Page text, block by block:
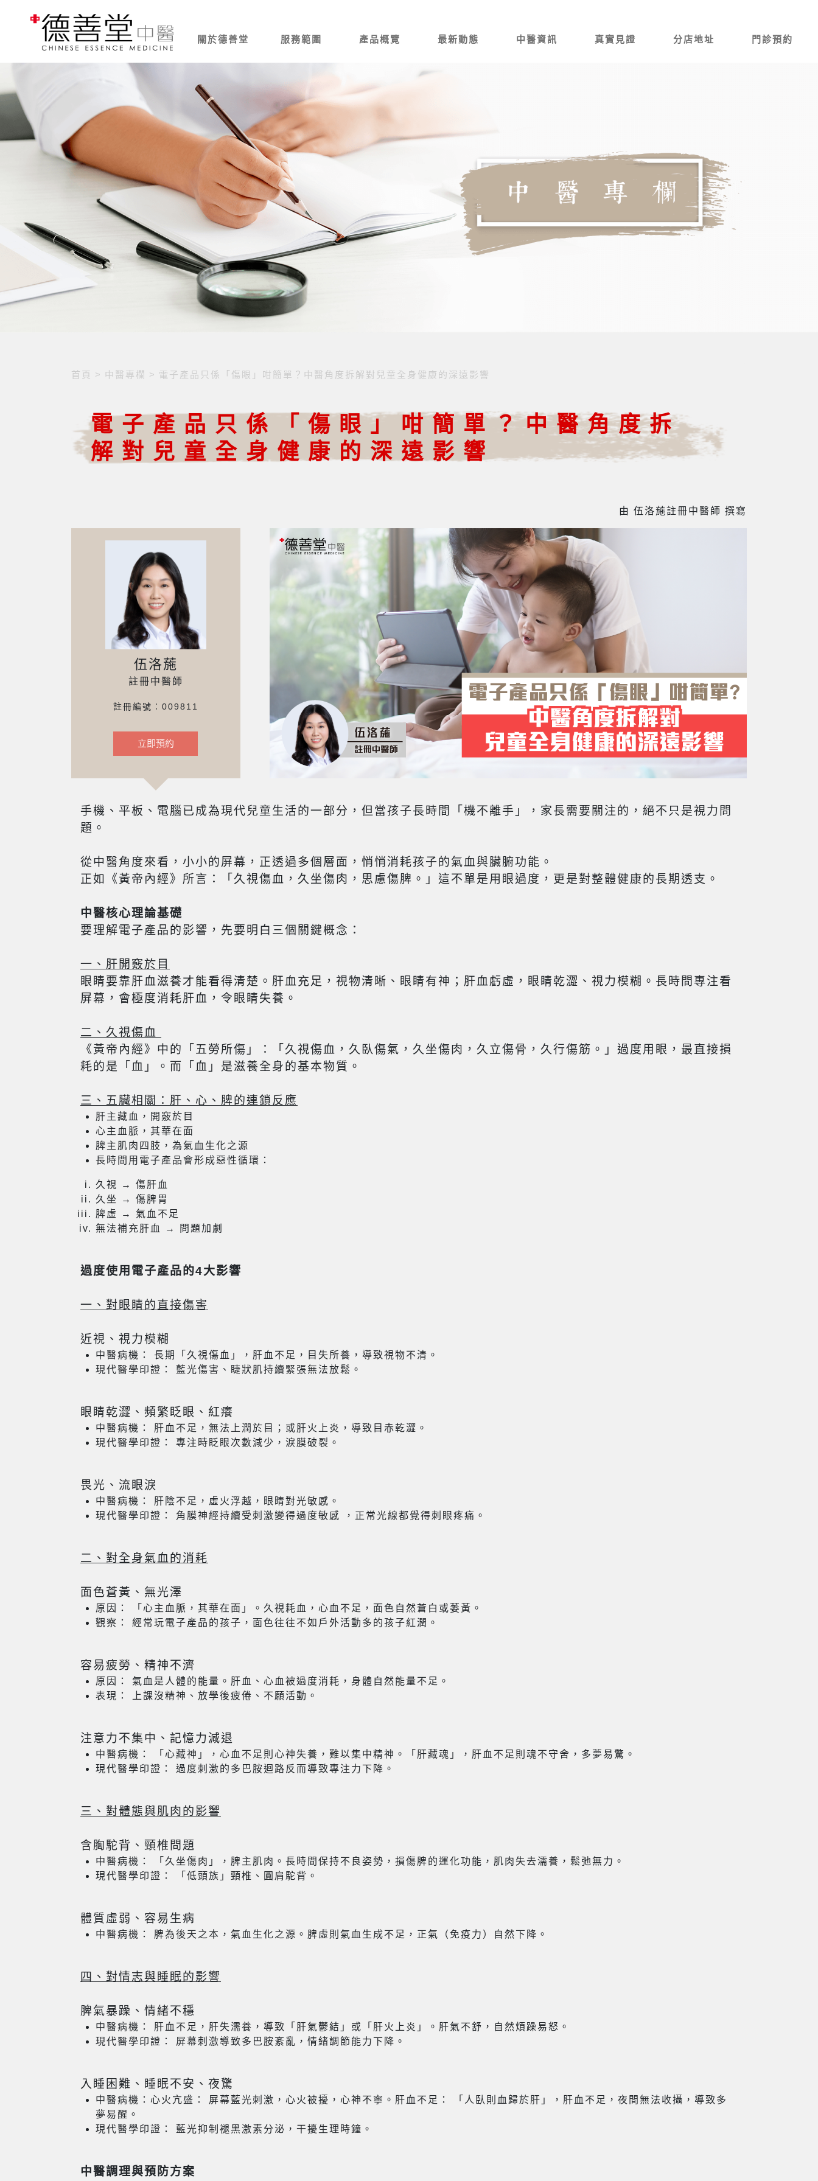
關於德善堂 服務範圍 產品概覽 最新動態 中醫資訊 真實見證 分店地址 門診預約
首頁 > 中醫專欄 > 電子產品只係「傷眼」咁簡單？中醫角度拆解對兒童全身健康的深遠影響
電子產品只係「傷眼」咁簡單？中醫角度拆
解對兒童全身健康的深遠影響
由 伍洛葹註冊中醫師 撰寫
伍洛葹
註冊中醫師
註冊編號︰009811
立即預約
手機、平板、電腦已成為現代兒童生活的一部分，但當孩子長時間「機不離手」，家長需要關注的，絕不只是視力問
題。
從中醫角度來看，小小的屏幕，正透過多個層面，悄悄消耗孩子的氣血與臟腑功能。
正如《黃帝內經》所言：「久視傷血，久坐傷肉，思慮傷脾。」這不單是用眼過度，更是對整體健康的長期透支。
中醫核心理論基礎
要理解電子產品的影響，先要明白三個關鍵概念：
一、肝開竅於目
眼睛要靠肝血滋養才能看得清楚。肝血充足，視物清晰、眼睛有神；肝血虧虛，眼睛乾澀、視力模糊。長時間專注看
屏幕，會極度消耗肝血，令眼睛失養。
二、久視傷血
《黃帝內經》中的「五勞所傷」：「久視傷血，久臥傷氣，久坐傷肉，久立傷骨，久行傷筋。」過度用眼，最直接損
耗的是「血」。而「血」是滋養全身的基本物質。
三、五臟相關：肝、心、脾的連鎖反應
肝主藏血，開竅於目
心主血脈，其華在面
脾主肌肉四肢，為氣血生化之源
長時間用電子產品會形成惡性循環：
久視 → 傷肝血
久坐 → 傷脾胃
脾虛 → 氣血不足
無法補充肝血 → 問題加劇
過度使用電子產品的4大影響
一、對眼睛的直接傷害
近視、視力模糊
中醫病機： 長期「久視傷血」，肝血不足，目失所養，導致視物不清。
現代醫學印證： 藍光傷害、睫狀肌持續緊張無法放鬆。
眼睛乾澀、頻繁眨眼、紅癢
中醫病機： 肝血不足，無法上潤於目；或肝火上炎，導致目赤乾澀。
現代醫學印證： 專注時眨眼次數減少，淚膜破裂。
畏光、流眼淚
中醫病機： 肝陰不足，虛火浮越，眼睛對光敏感。
現代醫學印證： 角膜神經持續受刺激變得過度敏感 ，正常光線都覺得刺眼疼痛。
二、對全身氣血的消耗
面色蒼黃、無光澤
原因： 「心主血脈，其華在面」。久視耗血，心血不足，面色自然蒼白或萎黃。
觀察： 經常玩電子產品的孩子，面色往往不如戶外活動多的孩子紅潤。
容易疲勞、精神不濟
原因： 氣血是人體的能量。肝血、心血被過度消耗，身體自然能量不足。
表現： 上課沒精神、放學後疲倦、不願活動。
注意力不集中、記憶力減退
中醫病機： 「心藏神」，心血不足則心神失養，難以集中精神。「肝藏魂」，肝血不足則魂不守舍，多夢易驚。
現代醫學印證： 過度刺激的多巴胺迴路反而導致專注力下降。
三、對體態與肌肉的影響
含胸駝背、頸椎問題
中醫病機： 「久坐傷肉」，脾主肌肉。長時間保持不良姿勢，損傷脾的運化功能，肌肉失去濡養，鬆弛無力。
現代醫學印證： 「低頭族」頸椎、圓肩駝背。
體質虛弱、容易生病
中醫病機： 脾為後天之本，氣血生化之源。脾虛則氣血生成不足，正氣（免疫力）自然下降。
四、對情志與睡眠的影響
脾氣暴躁、情緒不穩
中醫病機： 肝血不足，肝失濡養，導致「肝氣鬱結」或「肝火上炎」。肝氣不舒，自然煩躁易怒。
現代醫學印證： 屏幕刺激導致多巴胺紊亂，情緒調節能力下降。
入睡困難、睡眠不安、夜驚
中醫病機：心火亢盛： 屏幕藍光刺激，心火被擾，心神不寧。肝血不足： 「人臥則血歸於肝」，肝血不足，夜間無法收攝，導致多
夢易醒。
現代醫學印證： 藍光抑制褪黑激素分泌，干擾生理時鐘。
中醫調理與預防方案